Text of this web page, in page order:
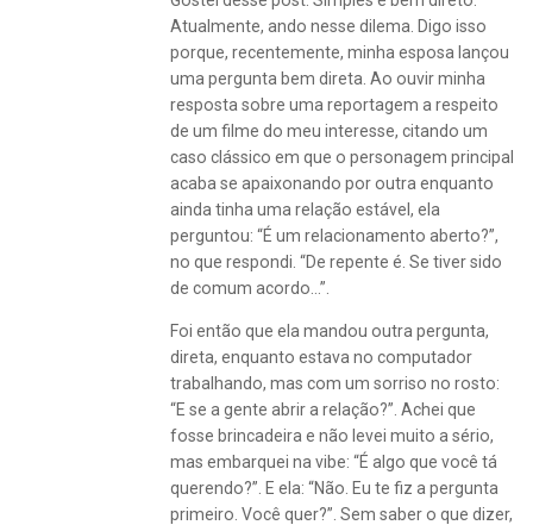
Atualmente, ando nesse dilema. Digo isso
porque, recentemente, minha esposa lançou
uma pergunta bem direta. Ao ouvir minha
resposta sobre uma reportagem a respeito
de um filme do meu interesse, citando um
caso clássico em que o personagem principal
acaba se apaixonando por outra enquanto
ainda tinha uma relação estável, ela
perguntou: “É um relacionamento aberto?”,
no que respondi. “De repente é. Se tiver sido
de comum acordo…”.
Foi então que ela mandou outra pergunta,
direta, enquanto estava no computador
trabalhando, mas com um sorriso no rosto:
“E se a gente abrir a relação?”. Achei que
fosse brincadeira e não levei muito a sério,
mas embarquei na vibe: “É algo que você tá
querendo?”. E ela: “Não. Eu te fiz a pergunta
primeiro. Você quer?”. Sem saber o que dizer,